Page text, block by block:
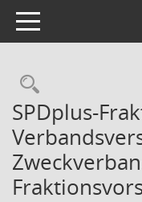
Toggle navigation
SPDplus-